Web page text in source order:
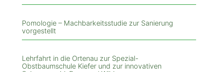
Pomologie – Machbarkeitsstudie zur Sanierung
vorgestellt
Lehrfahrt in die Ortenau zur Spezial-
Obstbaumschule Kiefer und zur innovativen